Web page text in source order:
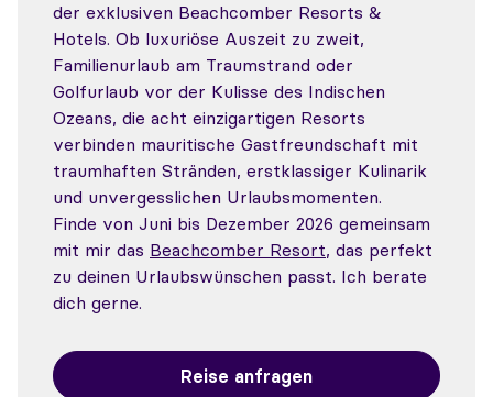
der exklusiven Beachcomber Resorts &
Hotels. Ob luxuriöse Auszeit zu zweit,
Familienurlaub am Traumstrand oder
Golfurlaub vor der Kulisse des Indischen
Ozeans, die acht einzigartigen Resorts
verbinden mauritische Gastfreundschaft mit
traumhaften Stränden, erstklassiger Kulinarik
und unvergesslichen Urlaubsmomenten.
Finde von Juni bis Dezember 2026 gemeinsam
mit mir das Beachcomber Resort, das perfekt
zu deinen Urlaubswünschen passt. Ich berate
dich gerne.
Reise anfragen